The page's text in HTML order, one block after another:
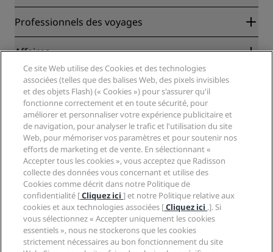
Radisson Rewards
Blog
Nouveaux et futurs hôtels
Application Radisson Hotels
Hôtels adaptés aux sportifs
Hôtels adaptés aux Familles
Santé et sécurité
Professionnels des voyages
Partenaires
Agents de voyages
Affaires
Radisson Hotel Group
Médias
Carrières RHG
Carrières PPHE
Carrières EHL
The Club by RHG
Opportunités de développement
Entreprise responsable
Approvisionnement
Légal
Centre de confidentialité
Mentions légales
Conditions générales Radisson Rewards
Contrat d’utilisation du site
Accessibilité numérique
Déclaration sur l’esclavage moderne
Aide
Avis aux consommateurs
Contact
FAQ
Plan du site
Médias sociaux
Marques Radisson Hotels
Ce site Web utilise des Cookies et des technologies
associées (telles que des balises Web, des pixels invisibles
et des objets Flash) (« Cookies ») pour s'assurer qu'il
fonctionne correctement et en toute sécurité, pour
améliorer et personnaliser votre expérience publicitaire et
de navigation, pour analyser le trafic et l'utilisation du site
Web, pour mémoriser vos paramètres et pour soutenir nos
efforts de marketing et de vente. En sélectionnant «
Accepter tous les cookies », vous acceptez que Radisson
collecte des données vous concernant et utilise des
Cookies comme décrit dans notre Politique de
confidentialité [Cliquez ici] et notre Politique relative aux
cookies et aux technologies associées [Cliquez ici .]. Si
vous sélectionnez « Accepter uniquement les cookies
essentiels », nous ne stockerons que les cookies
strictement nécessaires au bon fonctionnement du site